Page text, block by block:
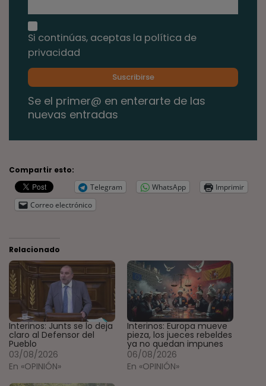
Si continúas, aceptas la política de
privacidad
Se el primer@ en enterarte de las
nuevas entradas
Compartir esto:
Telegram
WhatsApp
Imprimir
Correo electrónico
Relacionado
Interinos: Junts se lo deja
claro al Defensor del
Pueblo
03/08/2026
En «OPINIÓN»
Interinos: Europa mueve
pieza, los jueces rebeldes
ya no quedan impunes
06/08/2026
En «OPINIÓN»